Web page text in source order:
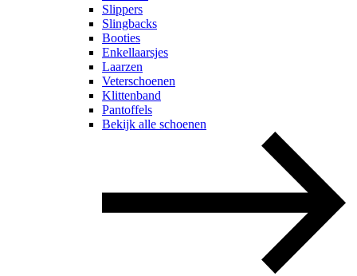
Slippers
Slingbacks
Booties
Enkellaarsjes
Laarzen
Veterschoenen
Klittenband
Pantoffels
Bekijk alle schoenen